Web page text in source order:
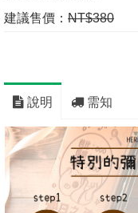
建議售價： NT$380
說明 需知